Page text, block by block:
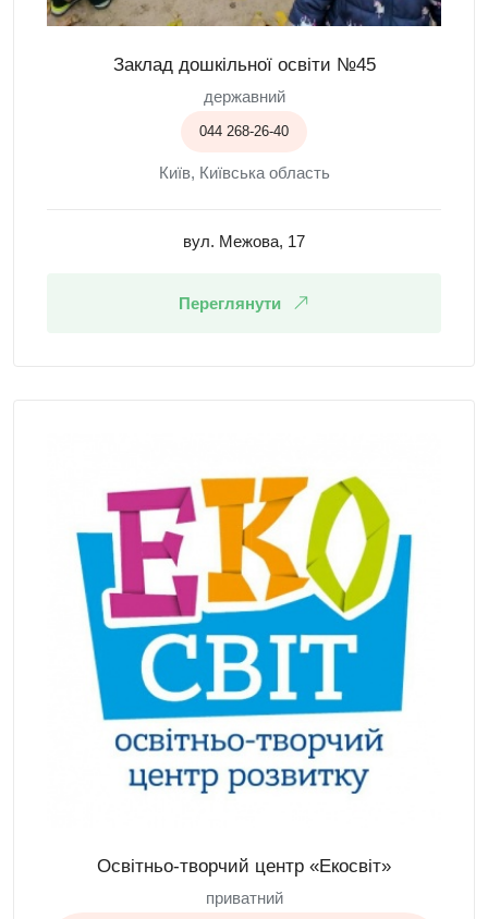
Заклад дошкільної освіти №45
державний
044 268-26-40
Київ, Київська область
вул. Межова, 17
Переглянути
Освітньо-творчий центр «Екосвіт»
приватний